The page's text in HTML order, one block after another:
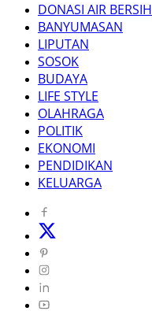
DONASI AIR BERSIH
BANYUMASAN
LIPUTAN
SOSOK
BUDAYA
LIFE STYLE
OLAHRAGA
POLITIK
EKONOMI
PENDIDIKAN
KELUARGA